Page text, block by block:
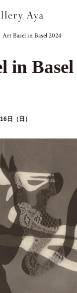
Art Basel in Basel 2024
in Basel
日（日）